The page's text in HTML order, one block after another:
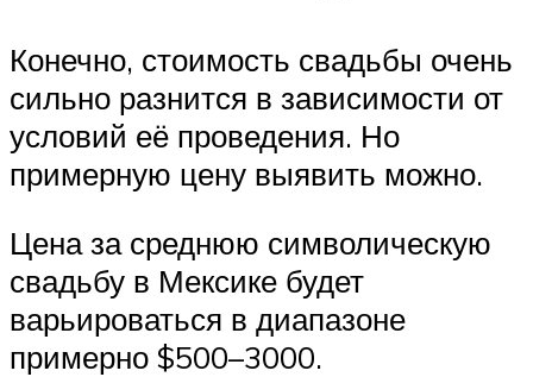
Конечно, стоимость свадьбы очень
сильно разнится в зависимости от
условий её проведения. Но
примерную цену выявить можно.
Цена за среднюю символическую
свадьбу в Мексике будет
варьироваться в диапазоне
примерно $500–3000.